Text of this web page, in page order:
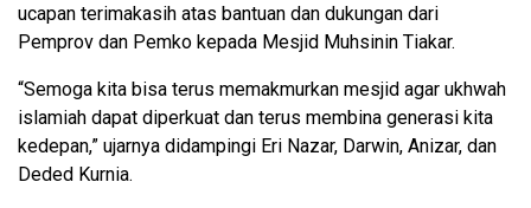
ucapan terimakasih atas bantuan dan dukungan dari
Pemprov dan Pemko kepada Mesjid Muhsinin Tiakar.
“Semoga kita bisa terus memakmurkan mesjid agar ukhwah
islamiah dapat diperkuat dan terus membina generasi kita
kedepan,” ujarnya didampingi Eri Nazar, Darwin, Anizar, dan
Deded Kurnia.